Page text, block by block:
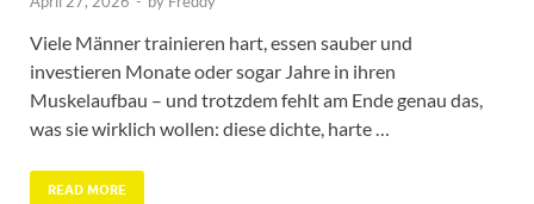
Viele Männer trainieren hart, essen sauber und
investieren Monate oder sogar Jahre in ihren
Muskelaufbau – und trotzdem fehlt am Ende genau das,
was sie wirklich wollen: diese dichte, harte …
READ MORE